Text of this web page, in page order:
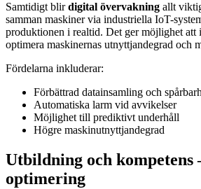
Samtidigt blirdigital övervakning allt
samman maskiner via industriella IoT-
produktionen i realtid. Det ger möjlighet att
optimera maskinernas utnyttjandegrad och
Fördelarna inkluderar:
Förbättrad datainsamling och
Automatiska larm vid avvikelser
Möjlighet till prediktivt underhåll
Högre maskinutnyttjandegrad
Utbildning och kompetens
optimering